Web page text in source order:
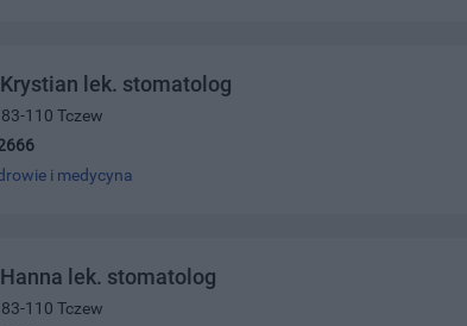
lek. stomatolog
110 Tczew
i medycyna
lek. stomatolog
110 Tczew